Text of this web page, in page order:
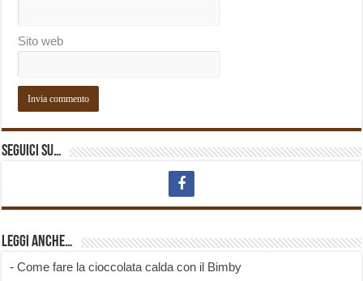
Sito web
Seguici su…
Leggi anche…
-Come fare la cioccolata calda con il Bimby